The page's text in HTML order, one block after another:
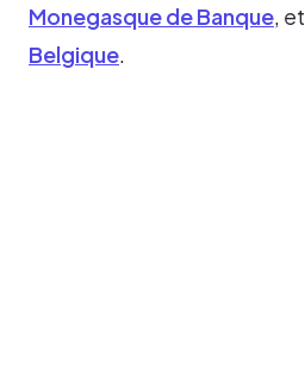
Monegasque de Banque, et
Belgique.